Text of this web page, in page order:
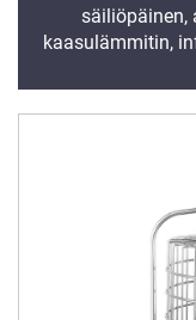
säiliöpäinen,
kaasulämmitin,